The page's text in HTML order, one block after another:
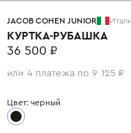
JACOB COHEN JUNIOR
КУРТКА-РУБАШКА
36 500 ₽
или 4 платежа по 9 125 ₽
Цвет: черный